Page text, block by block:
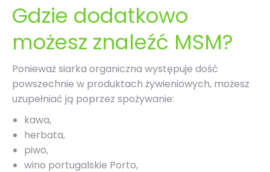
Gdzie dodatkowo
możesz znaleźć MSM?
Ponieważ siarka organiczna występuje dość
powszechnie w produktach żywieniowych, możesz
uzupełniać ją poprzez spożywanie:
kawa,
herbata,
piwo,
wino portugalskie Porto,